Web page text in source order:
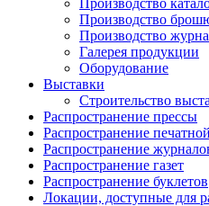
Производство
Производство
Галерея продукции
Оборудование
Выставки
Строительство
Распространение прессы
Распространение
Распространение
Распространение газет
Распространение буклетов
Локации, доступные для